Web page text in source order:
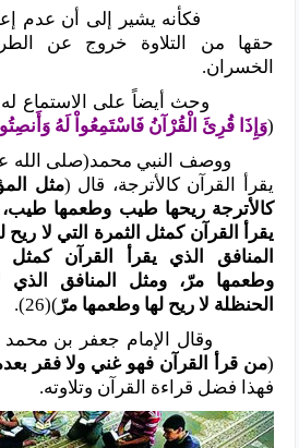
فكأنه يشير إلى أن عدم
حقها من التلاوة خروج عن
الخسران.
وحث أيضاً على الاستماع له
(وَإِذَا قُرِئَ الْقُرْآنُ فَاسْتَمِعُواْ لَهُ
ووصف النبي محمد(صلى الله
يقرأ القرآن كالأترجة، قال (مثل
كالأترجة ريحها طيب وطعمها
يقرأ القرآن كمثل الثمرة التي لا
المنافق الذي يقرأ القرآن
وطعمها مرّ، ومثل المنافق الذي
الحنظلة لا ريح لها وطعمها مرّ )(26).
وقال الإمام جعفر بن محمد
(من قرأ القرآن فهو غني ولا فقر
فهذا فضل قراءة القرآن وتلاوته.